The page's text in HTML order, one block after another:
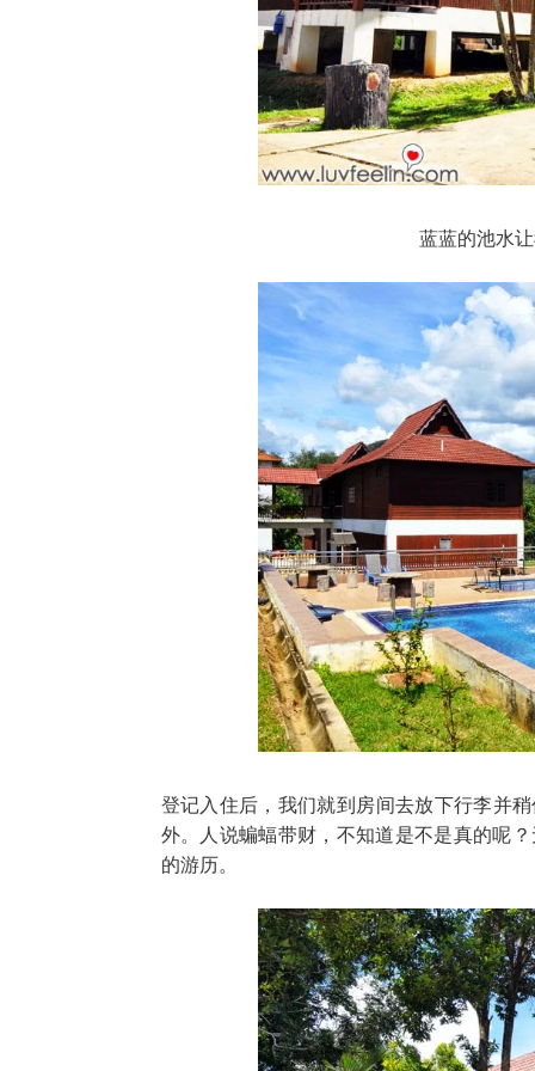
蓝蓝的池水
登记入住后，我们就到房间去放下行李并
外。人说蝙蝠带财，不知道是不是真的呢
的游历。